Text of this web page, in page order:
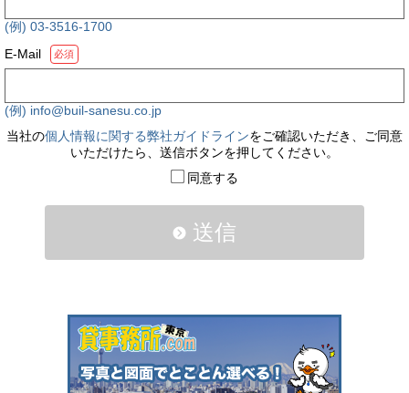
(例) 03-3516-1700
E-Mail
必須
(例) info@buil-sanesu.co.jp
当社の個人情報に関する弊社ガイドラインをご確認いただき、ご同意
いただけたら、送信ボタンを押してください。
同意する
送信